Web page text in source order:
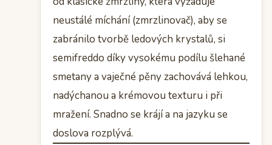
neustálé míchání (zmrzlinovač), aby se
zabránilo tvorbě ledových krystalů, si
semifreddo díky vysokému podílu šlehané
smetany a vaječné pěny zachovává lehkou,
nadýchanou a krémovou texturu i při
mražení. Snadno se krájí a na jazyku se
doslova rozplývá.